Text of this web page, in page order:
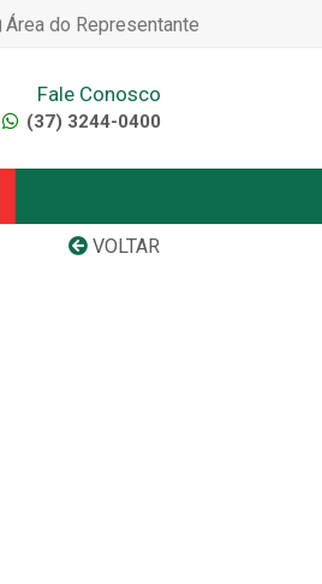
Área do Representante
Fale Conosco
(37) 3244-0400
VOLTAR